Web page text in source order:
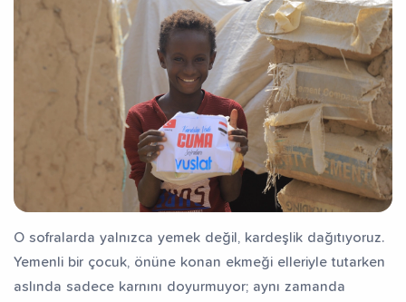
O sofralarda yalnızca yemek değil, kardeşlik dağıtıyoruz.
Yemenli bir çocuk, önüne konan ekmeği elleriyle tutarken
aslında sadece karnını doyurmuyor; aynı zamanda